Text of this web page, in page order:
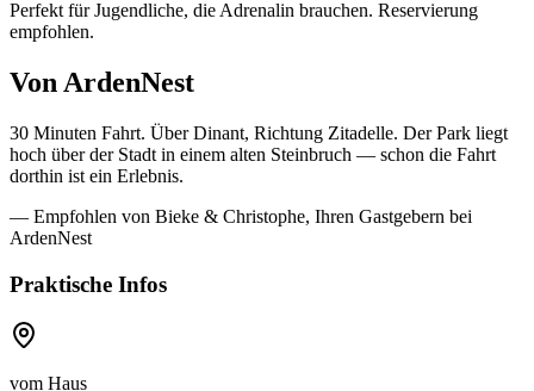
Perfekt für Jugendliche, die Adrenalin brauchen. Reservierung
empfohlen.
Von ArdenNest
30 Minuten Fahrt. Über Dinant, Richtung Zitadelle. Der Park liegt
hoch über der Stadt in einem alten Steinbruch — schon die Fahrt
dorthin ist ein Erlebnis.
— Empfohlen von Bieke & Christophe, Ihren Gastgebern bei
ArdenNest
Praktische Infos
vom Haus